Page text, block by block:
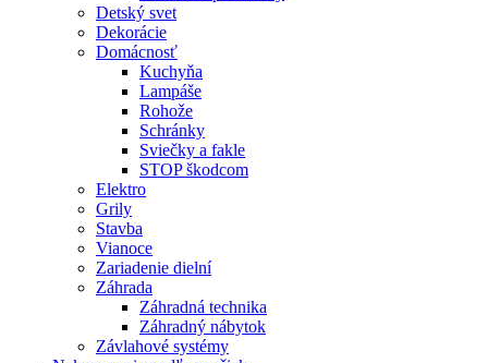
Detský svet
Dekorácie
Domácnosť
Kuchyňa
Lampáše
Rohože
Schránky
Sviečky a fakle
STOP škodcom
Elektro
Grily
Stavba
Vianoce
Zariadenie dielní
Záhrada
Záhradná technika
Záhradný nábytok
Závlahové systémy